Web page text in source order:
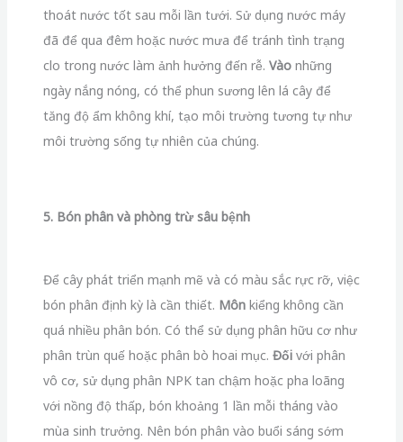
thoát nước tốt sau mỗi lần tưới. Sử dụng nước máy
đã để qua đêm hoặc nước mưa để tránh tình trạng
clo trong nước làm ảnh hưởng đến rễ. Vàonhững
ngày nắng nóng, có thể phun sương lên lá cây để
tăng độ ẩm không khí, tạo môi trường tương tự như
môi trường sống tự nhiên của chúng.
5. Bón phân và phòng trừ sâu bệnh
Để cây phát triển mạnh mẽ và có màu sắc rực rỡ, việc
bón phân định kỳ là cần thiết. Mônkiểng không cần
quá nhiều phân bón. Có thể sử dụng phân hữu cơ như
phân trùn quế hoặc phân bò hoai mục. Đốivới phân
vô cơ, sử dụng phân NPK tan chậm hoặc pha loãng
với nồng độ thấp, bón khoảng 1 lần mỗi tháng vào
mùa sinh trưởng. Nên bón phân vào buổi sáng sớm